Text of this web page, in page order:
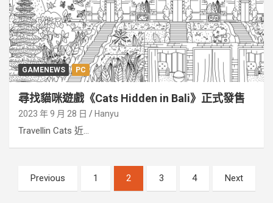
GAMENEWS PC
尋找貓咪遊戲《Cats Hidden in Bali》正式發售
2023 年 9 月 28 日 Hanyu
Travellin Cats 近...
章
Previous 1 2 3 4 Next